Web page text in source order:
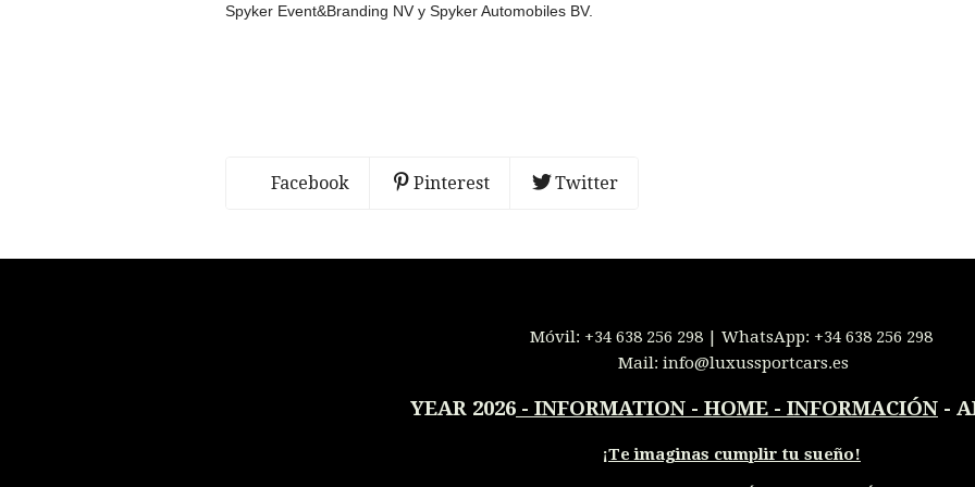
Spyker Event&Branding NV y Spyker Automobiles BV.
Facebook Pinterest Twitter
Móvil: +34 638 256 298 | WhatsApp: +34 638 256 298
Mail: info@luxussportcars.es
YEAR 2026 - INFORMATION - HOME - INFORMACIÓN -
¡Te imaginas cumplir tu sueño!